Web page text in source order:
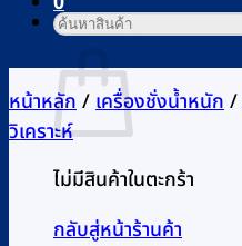
ตะกร้าสินค้า
ไม่มีสินค้าในตะกร้า
กลับสู่หน้าร้านค้า
ค้นหา:
หน้าหลัก/เครื่องชั่งน้ำหนัก/
วิเคราะห์